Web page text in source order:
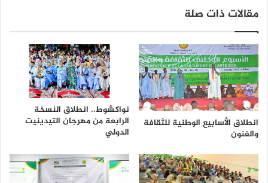
مقالات ذات صلة
انطلاق الأسابيع الوطنية للثقافة
والفنون
نواكشوط.. انطلاق النسخة
الرابعة من مهرجان التيدينيت
الدولي